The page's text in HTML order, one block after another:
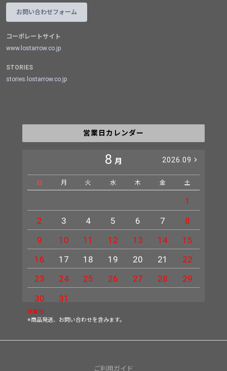
お問い合わせフォーム
コーポレートサイト
www.lostarrow.co.jp
STORIES
stories.lostarrow.co.jp
営業日カレンダー
8 月 2026.09
日 月 火 水 木 金 土
1
2
3 4 5 6 7
8
9
10 11 12 13 14
15
16
17 18 19 20 21
22
23
24 25 26 27 28
29
30
31
休業日
※商品発送、お問い合わせを含みます。
ご利用ガイド